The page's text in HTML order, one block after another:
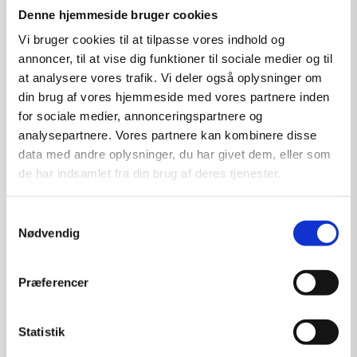
Denne hjemmeside bruger cookies
Vi bruger cookies til at tilpasse vores indhold og
annoncer, til at vise dig funktioner til sociale medier og til
at analysere vores trafik. Vi deler også oplysninger om
din brug af vores hjemmeside med vores partnere inden
for sociale medier, annonceringspartnere og
analysepartnere. Vores partnere kan kombinere disse
data med andre oplysninger, du har givet dem, eller som
de har indsamlet fra din brug af deres tjenester.
Nødvendig
Præferencer
Statistik
Tilføj til kurv